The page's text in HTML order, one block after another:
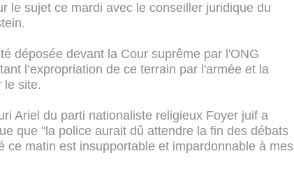
le sujet ce mardi avec le conseiller juridique du
déposée devant la Cour suprême par l'ONG
l’expropriation de ce terrain par l'armée et la
le site.
Ariel du parti nationaliste religieux Foyer juif a
que "la police aurait dû attendre la fin des débats
ce matin est insupportable et impardonnable à mes